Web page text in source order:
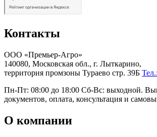
Контакты
ООО «Премьер-Агро»
140080, Московская обл., г. Лыткарино,
территория промзоны Тураево стр. 39Б
Пн-Пт: 08:00 до 18:00 Сб-Вс: выходной.
документов, оплата, консультация и
О компании